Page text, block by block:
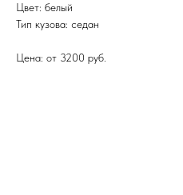
Цвет: белый
Тип кузова: седан
Цена: от 3200 руб.